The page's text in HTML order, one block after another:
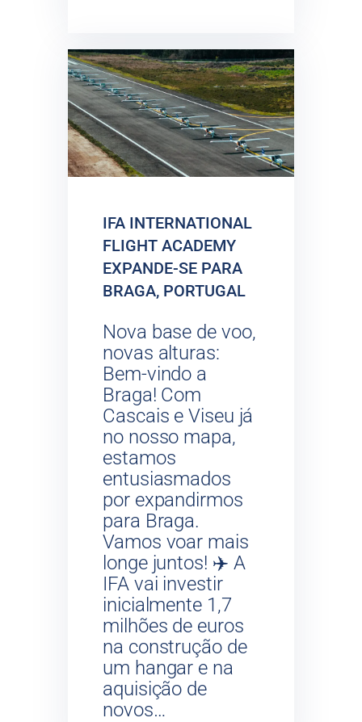
IFA INTERNATIONAL
FLIGHT ACADEMY
EXPANDE-SE PARA
BRAGA, PORTUGAL
Nova base de voo,
novas alturas:
Bem-vindo a
Braga! Com
Cascais e Viseu já
no nosso mapa,
estamos
entusiasmados
por expandirmos
para Braga.
Vamos voar mais
longe juntos! ✈️ A
IFA vai investir
inicialmente 1,7
milhões de euros
na construção de
um hangar e na
aquisição de
novos…